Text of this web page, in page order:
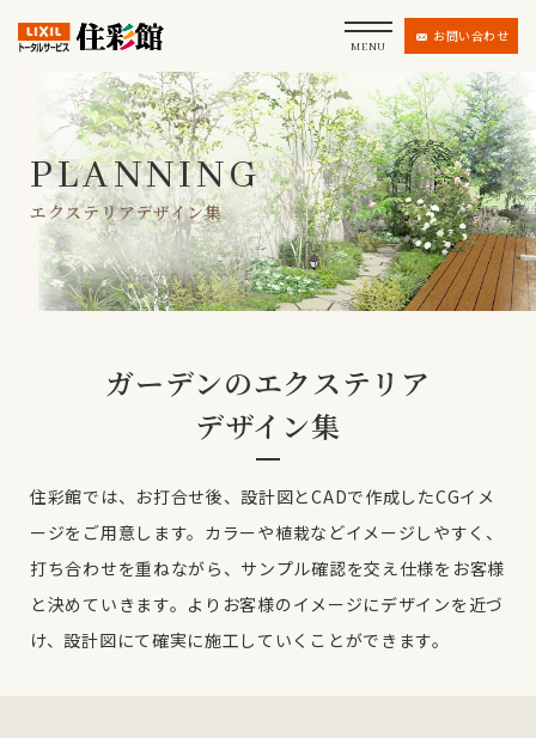
MENU
お問い合わせ
PLANNING
エクステリアデザイン集
ガーデンのエクステリア
デザイン集
住彩館では、お打合せ後、設計図とCADで作成したCGイメ
ージをご用意します。 カラーや植栽などイメージしやすく、
打ち合わせを重ねながら、サンプル確認を交え仕様をお客様
と決めていきます。 よりお客様のイメージにデザインを近づ
け、設計図にて確実に施工していくことができます。